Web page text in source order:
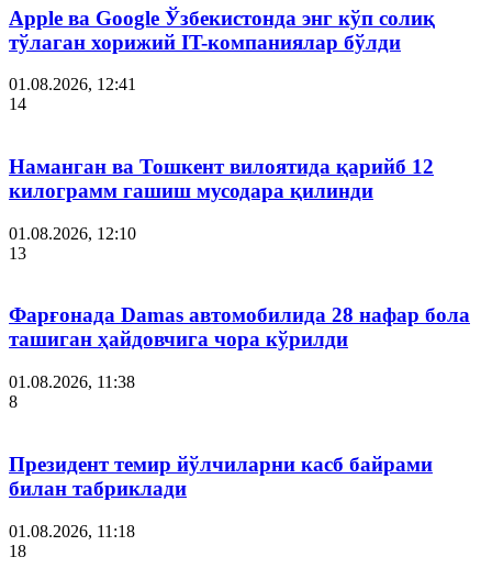
Apple ва Google Ўзбекистонда энг кўп солиқ
тўлаган хорижий IT-компаниялар бўлди
01.08.2026, 12:41
14
Наманган ва Тошкент вилоятида қарийб 12
килограмм гашиш мусодара қилинди
01.08.2026, 12:10
13
Фарғонада Damas автомобилида 28 нафар бола
ташиган ҳайдовчига чора кўрилди
01.08.2026, 11:38
8
Президент темир йўлчиларни касб байрами
билан табриклади
01.08.2026, 11:18
18